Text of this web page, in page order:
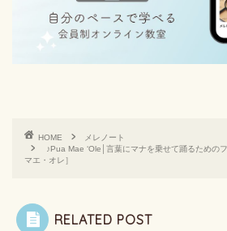
HOME
メレノート
♪Pua Mae ʻOle│言葉にマナを乗せて踊るための
マエ・オレ］
RELATED POST